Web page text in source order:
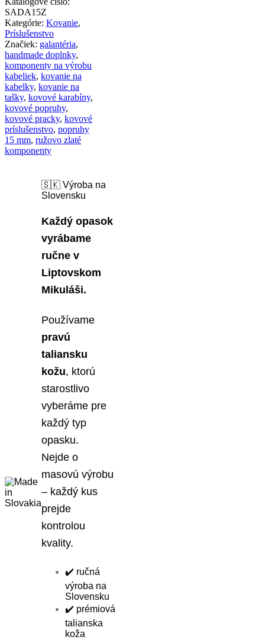
popruhov,
15mm,
zlatá
farba
SADA15Z
Kategórie: Kovanie,
Príslušenstvo
Značiek: galantéria,
handmade doplnky,
komponenty na výrobu
kabeliek, kovanie na
kabelky, kovanie na
tašky, kovové karabíny,
kovové popruhy,
kovové pracky, kovové
príslušenstvo, popruhy
15 mm, ružovo zlaté
komponenty
🇸🇰 Výroba na
Slovensku
Každý opasok
vyrábame
ručne v
Liptovskom
Mikuláši.
Používame
pravú
taliansku
kožu, ktorú
starostlivo
vyberáme pre
každý typ
opasku.
Nejde o
masovú výrobu
– každý kus
prejde
kontrolou
kvality.
✔️ ručná
výroba na
Slovensku
✔️ prémiová
talianska
koža